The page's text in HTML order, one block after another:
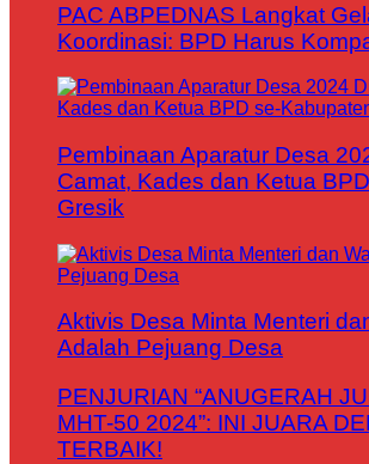
PAC ABPEDNAS Langkat
Koordinasi: BPD Harus
Pembinaan Aparatur Desa
Camat, Kades dan Ketua
Gresik
Aktivis Desa Minta Menteri
Adalah Pejuang Desa
PENJURIAN “ANUGERAH
MHT-50 2024”: INI JUARA
TERBAIK!